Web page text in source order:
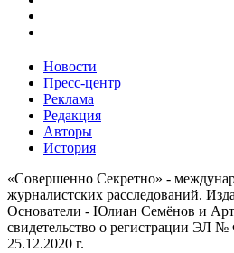
Новости
Пресс-центр
Реклама
Редакция
Авторы
История
«Совершенно Секретно» -
журналистских расследований.
Основатели - Юлиан Семёнов и
свидетельство о регистрации ЭЛ
25.12.2020 г.